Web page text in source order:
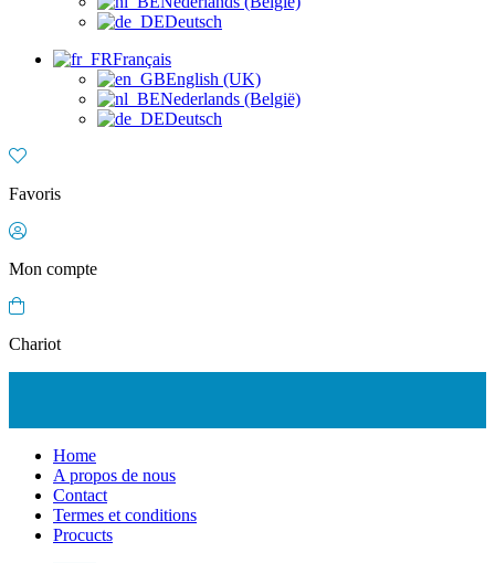
Deutsch
Français
English (UK)
Nederlands (België)
Deutsch
Favoris
Mon compte
Chariot
Home
A propos de nous
Contact
Termes et conditions
Procucts